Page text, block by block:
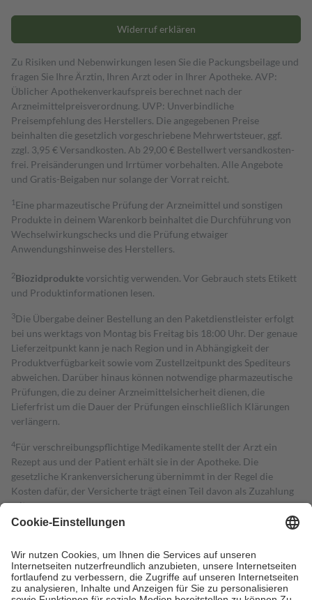
Widerruf erklären
Zu Risiken und Nebenwirkungen lesen Sie die Packungsbeilage und
fragen Sie Ihre Ärztin, Ihren Arzt oder in Ihrer Apotheke. AVP:
Üblicher Apothekenverkaufspreis berechnet nach der
Arzneimittelpreisverordnung. UVP: Unverbindliche
Preisempfehlung des Herstellers. Die angegebenen Preise
beinhalten die gesetzlich vorgeschriebene Mehrwertsteuer, ggf.
zzgl. 3,95 € Versandkosten. Ab 29,00 € Bestell­wert versand­kosten­
frei. Preisänderungen und Irrtümer vorbehalten. Alle Angebote
und Gratis-Beigaben nur solange der Vorrat reicht.
1 Eine pharmazeutische Prüfung der Arzneimittel und sonstigen
Produkte in deinem Warenkorb beinhaltet die Durchführung von
Wechselwirkungschecks und die Prüfung etwaiger
Anwendungshinweise des Herstellers.
2Biozidproduktevorsichtig verwenden. Vor Gebrauch stets Etikett
und Produktinformationen lesen.
3Die Übergabe deiner Bestellung an den Paketdienstleister erfolgt
bei uns werktags von Montag bis Freitag bis 18:00 Uhr. Der genaue
Lieferzeitpunkt kann je nach Region und in Abhängigkeit der
Produktverfügbarkeit sowie vom Zustellzeitpunkt des Spediteurs
abweichen. Darüber hinaus können notwendige pharmazeutische
Prüfungen, die zu deiner Arzneimittelsicherheit dienen, die
Lieferfrist um die Dauer der Prüfungen einschließlich Klärungen
verlängern.
4Für verschreibungspflichtige Medikamente stellt der Arzt ein
Rezept aus und der Patient erhält sie in der Apotheke. Die
gesetzliche Krankenversicherung übernimmt in der Regel die
Kosten dafür, der Versicherte trägt einen Teil davon als Zuzahlung
mit.
Grundsätzlich leisten Mitglieder Zuzahlungen in Höhe von zehn
höchstens zehn Euro.
Es sind jedoch nie mehr als die tatsächlichen
Kosten der Leistung zu entrichten.
Diese Regeln gelten grundsätzlich auch für Online-Apotheken.
Bei Heilmitteln und häuslicher Krankenpflege beträgt die